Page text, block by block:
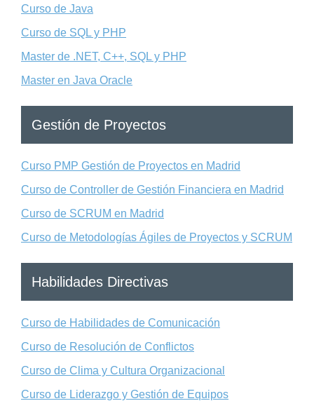
Curso de Java
Curso de SQL y PHP
Master de .NET, C++, SQL y PHP
Master en Java Oracle
Gestión de Proyectos
Curso PMP Gestión de Proyectos en Madrid
Curso de Controller de Gestión Financiera en Madrid
Curso de SCRUM en Madrid
Curso de Metodologías Ágiles de Proyectos y SCRUM
Habilidades Directivas
Curso de Habilidades de Comunicación
Curso de Resolución de Conflictos
Curso de Clima y Cultura Organizacional
Curso de Liderazgo y Gestión de Equipos